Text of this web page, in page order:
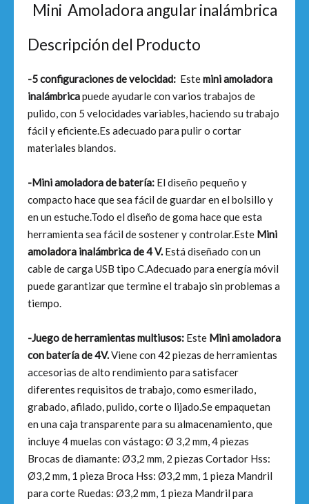
Mini Amoladora angular inalámbrica
Descripción del Producto
-5 configuraciones de velocidad: Estemini amoladora
inalámbricapuede ayudarle con varios trabajos de
pulido, con 5 velocidades variables, haciendo su trabajo
fácil y eficiente.Es adecuado para pulir o cortar
materiales blandos.
-Mini amoladora de batería: El diseño pequeño y
compacto hace que sea fácil de guardar en el bolsillo y
en un estuche.Todo el diseño de goma hace que esta
herramienta sea fácil de sostener y controlar.Este Mini
amoladora inalámbrica de 4 V. Está diseñado con un
cable de carga USB tipo C.Adecuado para energía móvil
puede garantizar que termine el trabajo sin problemas a
tiempo.
-Juego de herramientas multiusos: Este Mini amoladora
con batería de 4V.Viene con 42 piezas de herramientas
accesorias de alto rendimiento para satisfacer
diferentes requisitos de trabajo, como esmerilado,
grabado, afilado, pulido, corte o lijado.Se empaquetan
en una caja transparente para su almacenamiento, que
incluye 4 muelas con vástago: Ø 3,2 mm, 4 piezas
Brocas de diamante: Ø3,2 mm, 2 piezas Cortador Hss:
Ø3,2 mm, 1 pieza Broca Hss: Ø3,2 mm, 1 pieza Mandril
para corte Ruedas: Ø3,2 mm, 1 pieza Mandril para